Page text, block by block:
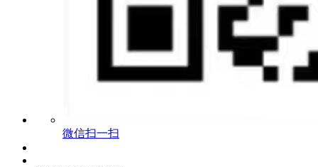
微信扫一扫